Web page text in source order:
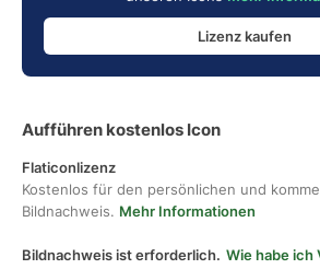
Lizenz kaufen
Aufführen kostenlos Icon
Flaticonlizenz
Kostenlos für den persönlichen und
Bildnachweis. Mehr Informationen
Bildnachweis ist erforderlich. Wie habe ich